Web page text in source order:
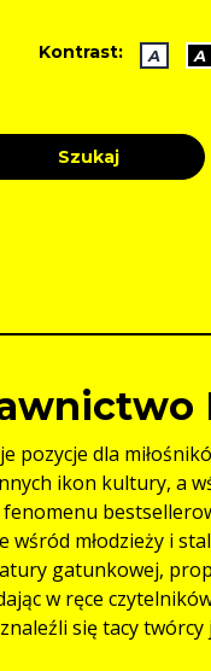
Kontrast: A A
Szukaj
pozycje dla
ikon kultury, a
fenomenu
wśród młodzieży i
gatunkowej,
w ręce
się tacy